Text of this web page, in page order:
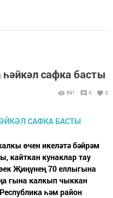
сафка басты
591 0 0
өчен икеләтә бәйрәм
кайткан кунаклар тау
Җиңүнең 70 еллыгына
гына калкып чыккан
һәм район